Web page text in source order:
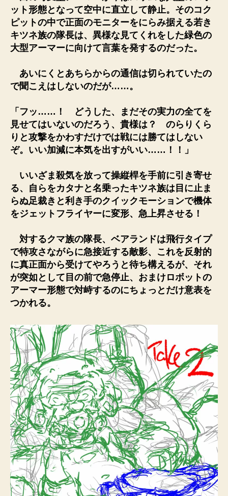
ット形態となって空中に直立して静止。そのコク
ピットの中で正面のモニターをにらみ据える若き
キツネ族の隊長は、異様な見てくれをした緑色の
大型アーマーに向けて言葉を発するのだった。
あいにくとあちらからの通信は切られていたの
で聞こえはしないのだが……。
「フッ……！ どうした、まだその実力の全てを
見せてはいないのだろう、貴様は？ のらりくら
りと攻撃をかわすだけでは戦には勝てはしない
ぞ。いい加減に本気を出すがいい……！！」
いいざま殺気を放って操縦桿を手前に引き寄せ
る、自らをカタナと名乗ったキツネ族は目に止ま
らぬ足裁きと利き手のクイックモーションで機体
をジェットフライヤーに変形、急上昇させる！
対するクマ族の隊長、ベアランドは飛行タイプ
で特攻さながらに急接近する敵影、これを反射的
に真正面から受けてやろうと待ち構えるが、それ
が突如として目の前で急停止、おまけロボットの
アーマー形態で対峙するのにちょっとだけ意表を
つかれる。